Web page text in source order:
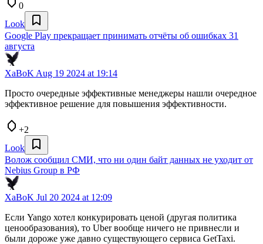
0
Look
Google Play прекращает принимать отчёты об ошибках 31
августа
XaBoK Aug 19 2024 at 19:14
Просто очередные эффективные менеджеры нашли очередное
эффективное решение для повышения эффективности.
+2
Look
Волож сообщил СМИ, что ни один байт данных не уходит от
Nebius Group в РФ
XaBoK Jul 20 2024 at 12:09
Если Yango хотел конкурировать ценой (другая политика
ценообразования), то Uber вообще ничего не привнесли и
были дороже уже давно существующего сервиса GetTaxi.